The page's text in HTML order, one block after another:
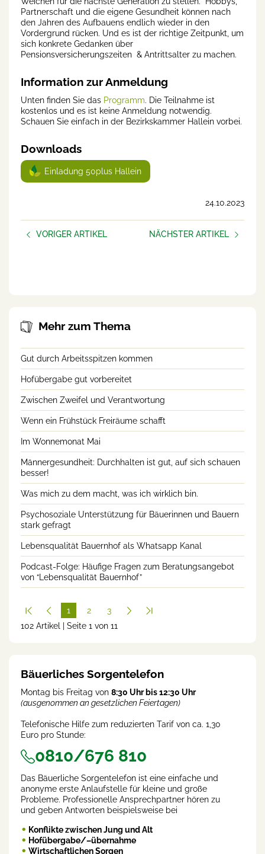
Partnerschaft und die eigene Gesundheit können nach
den Jahren des Aufbauens endlich wieder in den
Vordergrund rücken. Und es ist der richtige Zeitpunkt, um
sich konkrete Gedanken über
Pensionsversicherungszeiten & Antrittsalter zu machen.
Information zur Anmeldung
Unten finden Sie das Programm. Die Teilnahme ist
kostenlos und es ist keine Anmeldung notwendig.
Schauen Sie einfach in der Bezirkskammer Hallein vorbei.
Downloads
Einladung 50plus Hallein
24.10.2023
VORIGER ARTIKEL
NÄCHSTER ARTIKEL
Mehr zum Thema
Gut durch Arbeitsspitzen kommen
Hofübergabe gut vorbereitet
Zwischen Zweifel und Verantwortung
Wenn ein Frühstück Freiräume schafft
Im Wonnemonat Mai
Männergesundheit: Durchhalten ist gut, auf sich schauen
besser!
Was mich zu dem macht, was ich wirklich bin.
Psychosoziale Unterstützung für Bäuerinnen und Bauern
stark gefragt
Lebensqualität Bauernhof als Whatsapp Kanal
Podcast-Folge: Häufige Fragen zum Beratungsangebot
von “Lebensqualität Bauernhof”
1
(cur
2
3
102 Artikel | Seite 1 von 11
Bäuerliches Sorgentelefon
Montag bis Freitag von 8:30 Uhr bis 12:30 Uhr
(ausgenommen an gesetzlichen Feiertagen)
Telefonische Hilfe zum reduzierten Tarif von ca. 1,30
Euro pro Stunde:
0810/676 810
Das Bäuerliche Sorgentelefon ist eine einfache und
anonyme erste Anlaufstelle für kleine und große
Probleme. Professionelle Ansprechpartner hören zu
und geben Antworten beispielsweise bei
Konflikte zwischen Jung und Alt
Hofübergabe/–übernahme
Wirtschaftlichen Sorgen